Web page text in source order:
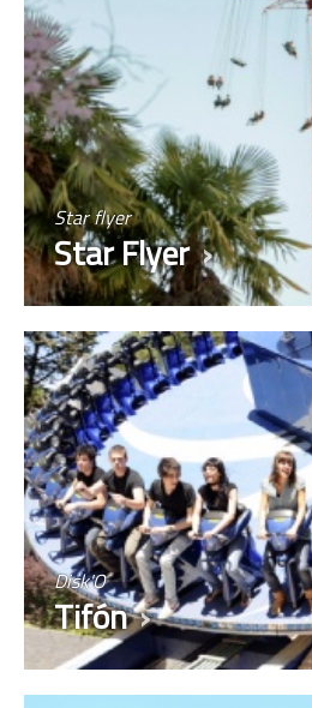
Star flyer
Star Flyer
Disk'O
Tifón